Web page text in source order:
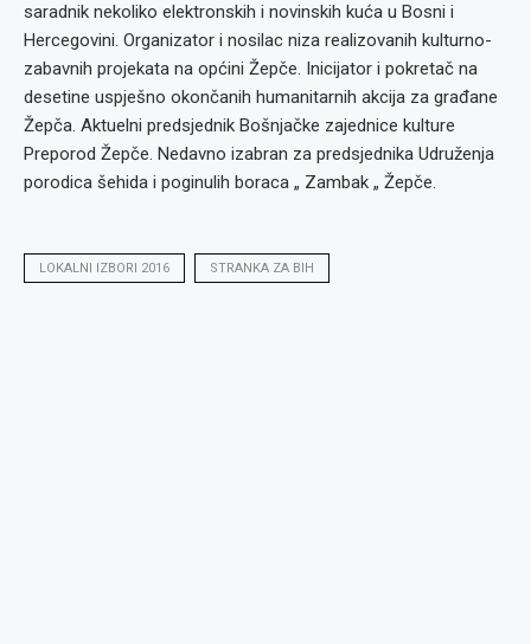
saradnik nekoliko elektronskih i novinskih kuća u Bosni i
Hercegovini. Organizator i nosilac niza realizovanih kulturno-
zabavnih projekata na općini Žepče. Inicijator i pokretač na
desetine uspješno okončanih humanitarnih akcija za građane
Žepča. Aktuelni predsjednik Bošnjačke zajednice kulture
Preporod Žepče. Nedavno izabran za predsjednika Udruženja
porodica šehida i poginulih boraca „ Zambak „ Žepče.
LOKALNI IZBORI 2016 STRANKA ZA BIH